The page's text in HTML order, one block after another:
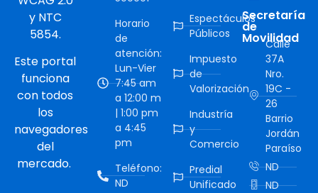
y NTC
5854.
Este portal
funciona
con todos
los
navegadores
del
mercado.
Horario
de
atención:
Lun-Vier
7:45 am
a 12:00 m
| 1:00 pm
a 4:45
pm
Teléfono:
ND
Espectáculos
Públicos
Impuesto
de
Valorización
Industría
y
Comercio
Predial
Unificado
Secretaría
de
Movilidad
Calle
37A
Nro.
19C -
26
Barrio
Jordán
Paraíso
ND
ND